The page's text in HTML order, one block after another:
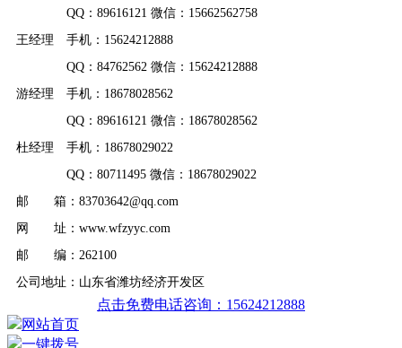
QQ：89616121 微信：15662562758
王经理 手机：15624212888
QQ：84762562 微信：15624212888
游经理 手机：18678028562
QQ：89616121 微信：18678028562
杜经理 手机：18678029022
QQ：80711495 微信：18678029022
邮 箱：83703642@qq.com
网 址：www.wfzyyc.com
邮 编：262100
公司地址：山东省潍坊经济开发区
点击免费电话咨询：15624212888
网站首页
一键拨号